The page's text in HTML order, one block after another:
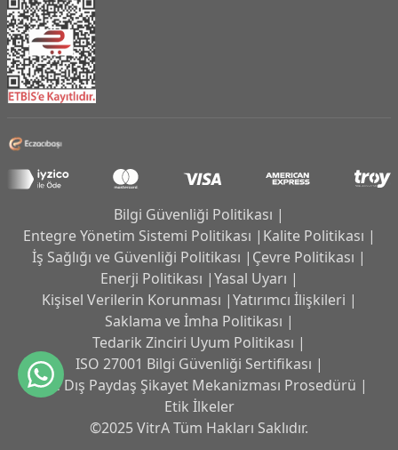
Bilgi Güvenliği Politikası |
Entegre Yönetim Sistemi Politikası | Kalite Politikası |
İş Sağlığı ve Güvenliği Politikası | Çevre Politikası |
Enerji Politikası |Yasal Uyarı |
Kişisel Verilerin Korunması |Yatırımcı İlişkileri |
Saklama ve İmha Politikası |
Tedarik Zinciri Uyum Politikası |
ISO 27001 Bilgi Güvenliği Sertifikası |
İç ve Dış Paydaş Şikayet Mekanizması Prosedürü |
Etik İlkeler
©2025 VitrA Tüm Hakları Saklıdır.